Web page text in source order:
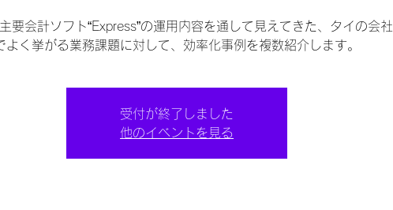
要会計ソフト“Express”の運用内容を通して見えてきた、タイの会社
よく挙がる業務課題に対して、効率化事例を複数紹介します。
受付が終了しました
他のイベントを見る